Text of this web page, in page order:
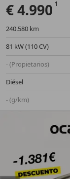
€ 4.990
240.580 km
81 kW (110 CV)
- (Propietarios)
Diésel
- (g/km)